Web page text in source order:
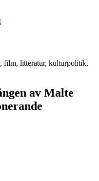
film, litteratur, kulturpolitik,
av Malte